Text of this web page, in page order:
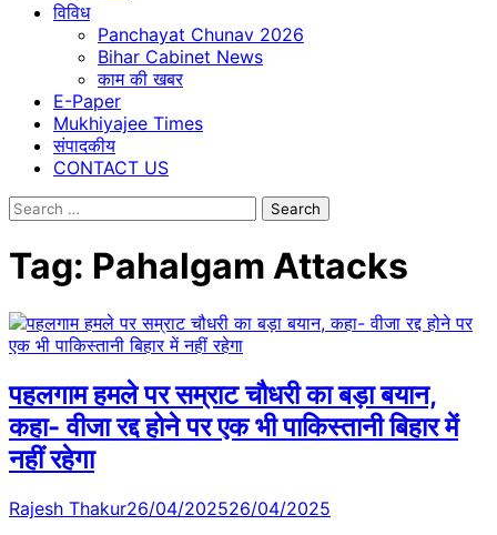
विविध
Panchayat Chunav 2026
Bihar Cabinet News
काम की खबर
E-Paper
Mukhiyajee Times
संपादकीय
CONTACT US
Search
Tag: Pahalgam Attacks
पहलगाम हमले पर सम्राट चौधरी का बड़ा बयान,
कहा- वीजा रद्द होने पर एक भी पाकिस्तानी बिहार में
नहीं रहेगा
Rajesh Thakur26/04/202526/04/2025